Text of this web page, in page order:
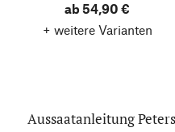
ab 54,90 €
+ weitere Varianten
Aussaatanleitung